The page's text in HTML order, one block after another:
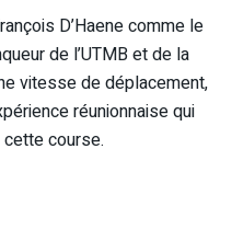
D’Haene comme le
de l’UTMB et de la
vitesse de déplacement,
réunionnaise qui
course.